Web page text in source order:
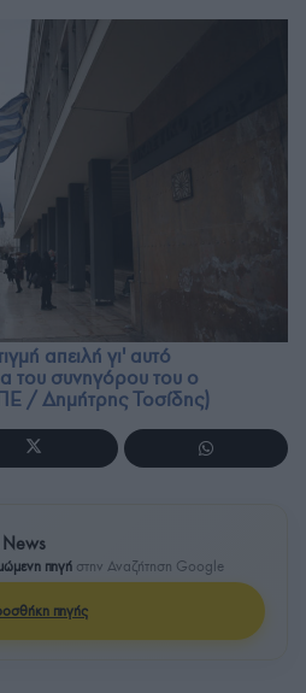
απειλή γι' αυτό
του συνηγόρου του ο
/ Δημήτρης Τοσίδης)
News
πηγή στην Αναζήτηση Google
πηγής